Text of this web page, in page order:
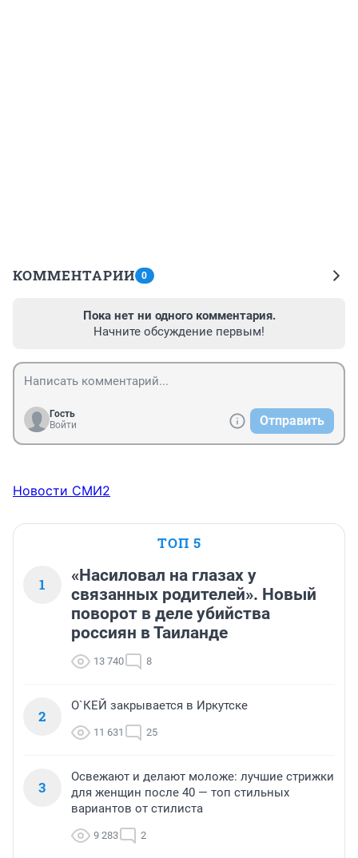
КОММЕНТАРИИ 0
Пока нет ни одного комментария.
Начните обсуждение первым!
Гость
Войти
Отправить
Новости СМИ2
ТОП 5
1
«Насиловал на глазах у
связанных родителей». Новый
поворот в деле убийства
россиян в Таиланде
13 740 8
2
О`КЕЙ закрывается в Иркутске
11 631 25
3
Освежают и делают моложе: лучшие стрижки
для женщин после 40 — топ стильных
вариантов от стилиста
9 283 2